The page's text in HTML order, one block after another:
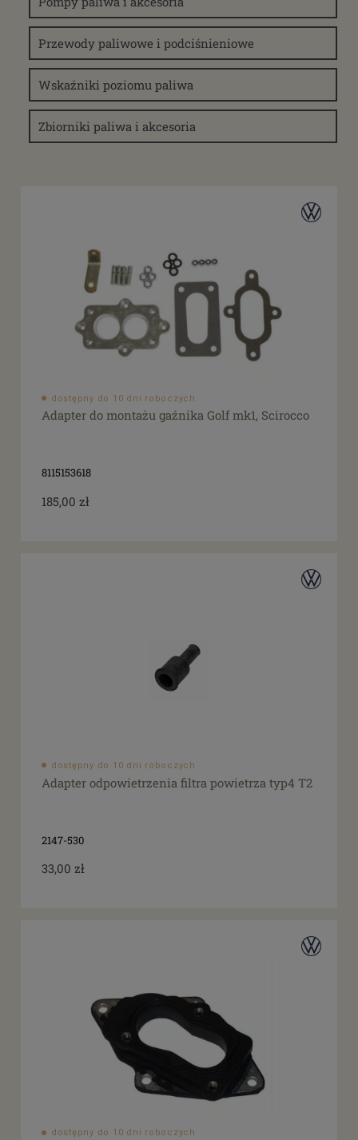
VW Transporter T4(25)
VW Karmann Ghia T14(362)
VW Karmann Ghia T14 Cabrio(24)
VW Golf mk1(52)
VW Golf mk2(33)
VW T181(198)
Buggy(12)
Dostępność
dostępny do 10 dni roboczych
(374)
dostępne: 1 szt.(72)
dostępne: 3 szt.(29)
dostępne: 6 szt.(24)
Cena
Przewody paliwowe i podciśnieniowe
Wskaźniki poziomu paliwa
Zbiorniki paliwa i akcesoria
dostępny do 10 dni roboczych
Adapter do montażu gaźnika Golf mk1, Scirocco
8115153618
185,00 zł
dostępny do 10 dni roboczych
Adapter odpowietrzenia filtra powietrza typ4 T2
2147-530
33,00 zł
dostępny do 10 dni roboczych